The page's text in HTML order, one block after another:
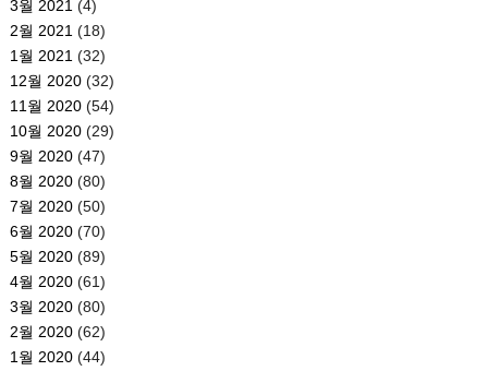
3월 2021 (4)
2월 2021 (18)
1월 2021 (32)
12월 2020(32)
11월 2020(54)
10월 2020(29)
9월 2020(47)
8월 2020(80)
7월 2020(50)
6월 2020(70)
5월 2020(89)
4월 2020(61)
3월 2020(80)
2월 2020(62)
1월 2020(44)